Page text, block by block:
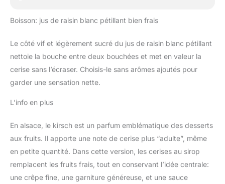
Boisson: jus de raisin blanc pétillant bien frais
Le côté vif et légèrement sucré du jus de raisin blanc pétillant
nettoie la bouche entre deux bouchées et met en valeur la
cerise sans l’écraser. Choisis-le sans arômes ajoutés pour
garder une sensation nette.
L’info en plus
En alsace, le kirsch est un parfum emblématique des desserts
aux fruits. Il apporte une note de cerise plus “adulte”, même
en petite quantité. Dans cette version, les cerises au sirop
remplacent les fruits frais, tout en conservant l’idée centrale:
une crêpe fine, une garniture généreuse, et une sauce